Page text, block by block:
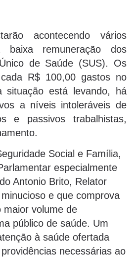
acontecendo vários
remuneração dos
de Saúde (SUS). Os
R$ 100,00 gastos no
situação está levando, há
a níveis intoleráveis de
e passivos trabalhistas,
Social e Família,
especialmente
Antonio Brito, Relator
e que comprova
maior volume de
público de saúde. Um
à saúde ofertada
necessárias ao